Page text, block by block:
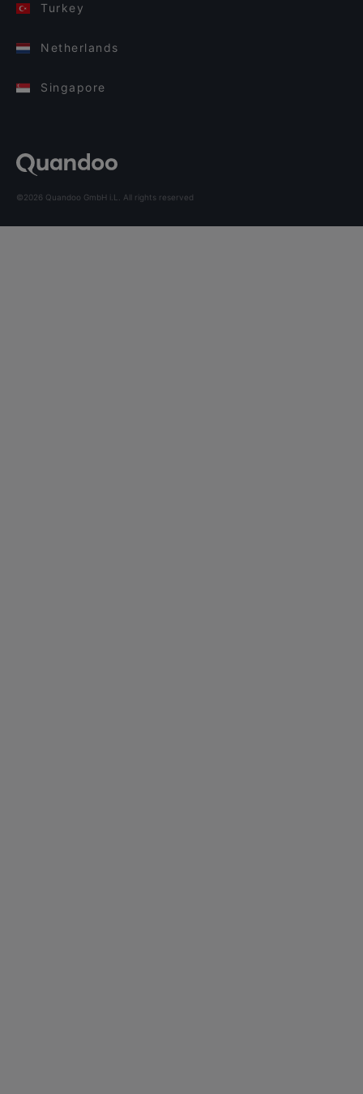
Turkey
Netherlands
Singapore
©2026 Quandoo GmbH i.L. All rights reserved